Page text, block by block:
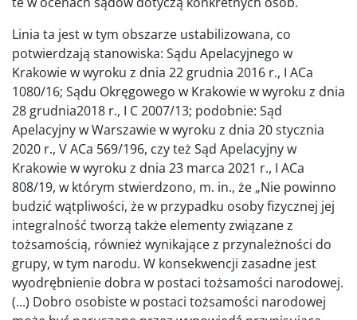
Linia ta jest w tym obszarze ustabilizowana, co
potwierdzają stanowiska: Sądu Apelacyjnego w
Krakowie w wyroku z dnia 22 grudnia 2016 r., I ACa
1080/16; Sądu Okręgowego w Krakowie w wyroku z dnia
28 grudnia2018 r., I C 2007/13; podobnie: Sąd
Apelacyjny w Warszawie w wyroku z dnia 20 stycznia
2020 r., V ACa 569/196, czy też Sąd Apelacyjny w
Krakowie w wyroku z dnia 23 marca 2021 r., I ACa
808/19, w którym stwierdzono, m. in., że „Nie powinno
budzić wątpliwości, że w przypadku osoby fizycznej jej
integralność tworzą także elementy związane z
tożsamością, również wynikające z przynależności do
grupy, w tym narodu. W konsekwencji zasadne jest
wyodrębnienie dobra w postaci tożsamości narodowej.
(...) Dobro osobiste w postaci tożsamości narodowej